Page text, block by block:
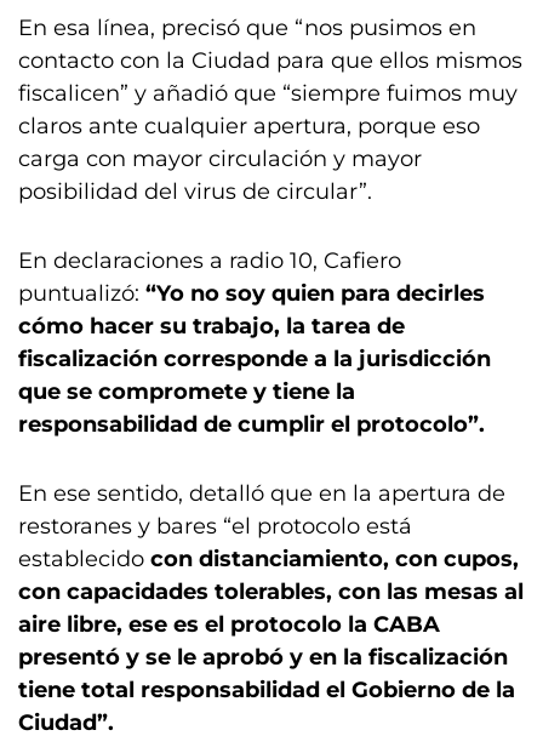
En esa línea, precisó que “nos pusimos en
contacto con la Ciudad para que ellos mismos
fiscalicen” y añadió que “siempre fuimos muy
claros ante cualquier apertura, porque eso
carga con mayor circulación y mayor
posibilidad del virus de circular”.
En declaraciones a radio 10, Cafiero
puntualizó: “Yo no soy quien para decirles
cómo hacer su trabajo, la tarea de
fiscalización corresponde a la jurisdicción
que se compromete y tiene la
responsabilidad de cumplir el protocolo”.
En ese sentido, detalló que en la apertura de
restoranes y bares “el protocolo está
establecido con distanciamiento, con cupos,
con capacidades tolerables, con las mesas al
aire libre, ese es el protocolo la CABA
presentó y se le aprobó y en la fiscalización
tiene total responsabilidad el Gobierno de la
Ciudad”.